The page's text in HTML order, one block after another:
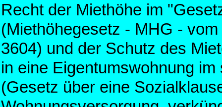
Recht der Miethöhe im
(Miethöhegesetz - MHG -
3604) und der Schutz des
in eine Eigentumswohnung
(Gesetz über eine